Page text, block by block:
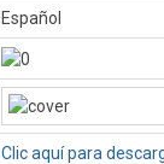
Español
Clic aquí para